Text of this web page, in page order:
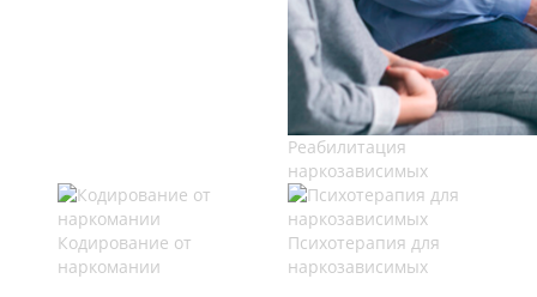
Реабилитация
наркозависимых
Кодирование от
наркомании
Психотерапия для
наркозависимых